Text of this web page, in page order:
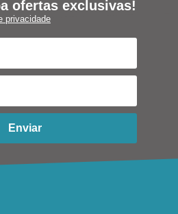
ofertas exclusivas!
privacidade
Enviar